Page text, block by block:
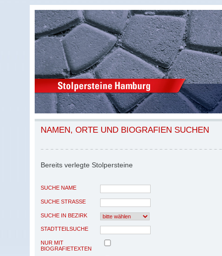
NAMEN, ORTE UND BIOGRAFIEN SUCHEN
Bereits verlegte Stolpersteine
SUCHE NAME
SUCHE STRASSE
SUCHE IN BEZIRK
STADTTEILSUCHE
NUR MIT
BIOGRAFIETEXTEN